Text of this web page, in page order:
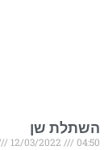
השתלת שן
12/03/2022 04:50